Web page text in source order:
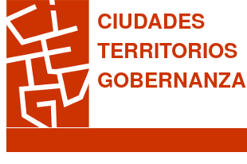
CIUDADES
TERRITORIOS
GOBERNANZA